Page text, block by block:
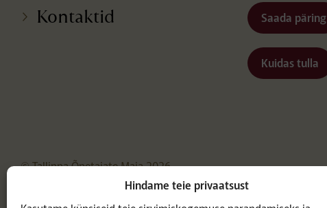
Hindame teie privaatsust
Kontaktid
Saada päring
Kuidas tulla
© Tallinna Õpetajate Maja 2026